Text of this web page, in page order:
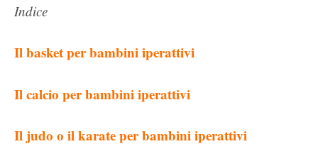
Indice
Il basket per bambini iperattivi
Il calcio per bambini iperattivi
Il judo o il karate per bambini iperattivi